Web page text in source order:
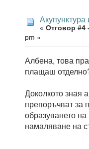
Акупунктура
« Отговор #4
pm »
Албена, това
плащаш
Доколкото зная
препоръчват за
образуването на
намаляване на